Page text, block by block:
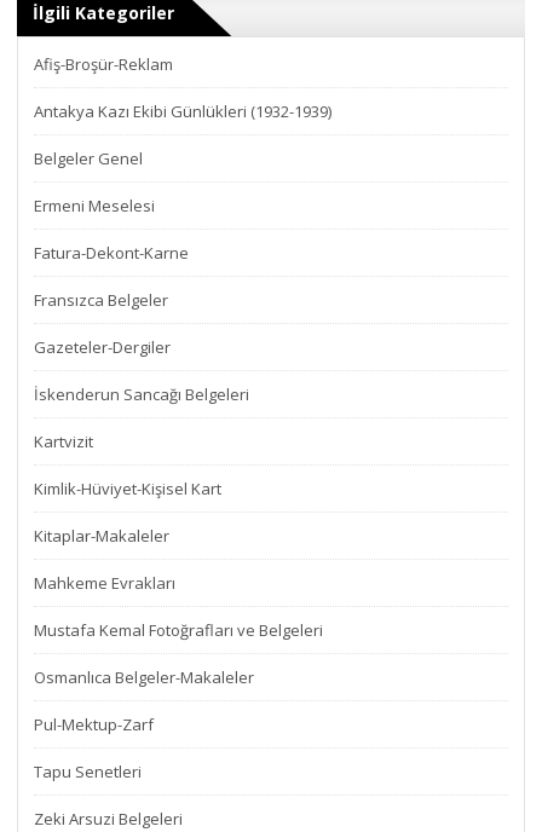
İlgili Kategoriler
Afiş-Broşür-Reklam
Antakya Kazı Ekibi Günlükleri (1932-1939)
Belgeler Genel
Ermeni Meselesi
Fatura-Dekont-Karne
Fransızca Belgeler
Gazeteler-Dergiler
İskenderun Sancağı Belgeleri
Kartvizit
Kimlik-Hüviyet-Kişisel Kart
Kitaplar-Makaleler
Mahkeme Evrakları
Mustafa Kemal Fotoğrafları ve Belgeleri
Osmanlıca Belgeler-Makaleler
Pul-Mektup-Zarf
Tapu Senetleri
Zeki Arsuzi Belgeleri